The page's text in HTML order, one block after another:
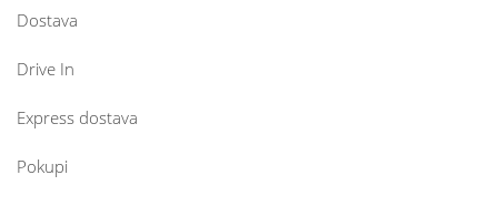
Dostava
Drive In
Express dostava
Pokupi